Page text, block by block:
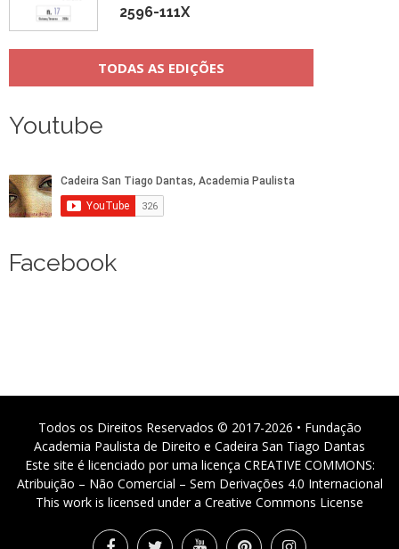
2596-111X
TODAS AS EDIÇÕES
Youtube
Facebook
Todos os Direitos Reservados © 2017-2026 • Fundação
Academia Paulista de Direito e Cadeira San Tiago Dantas
Este site é licenciado por uma licença CREATIVE COMMONS:
Atribuição – Não Comercial – Sem Derivações 4.0 Internacional
This work is licensed under a Creative Commons License